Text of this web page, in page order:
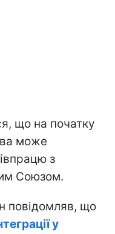
що на початку
може
з
Союзом.
повідомляв, що
у